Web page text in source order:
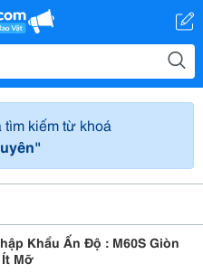
tìm kiếm từ khoá
Khẩu Ấn Độ : M60S Giòn
Mỡ